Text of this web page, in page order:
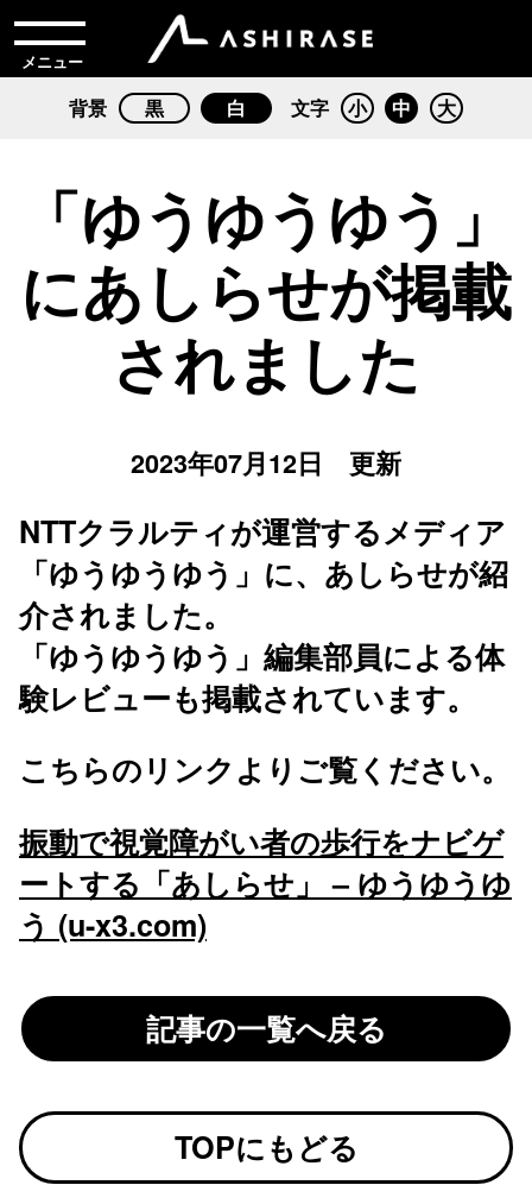
メニュー
背景 黒 白 文字 小 中 大
「ゆうゆうゆう」
にあしらせが掲載
されました
2023年07月12日 更新
NTTクラルティが運営するメディア
「ゆうゆうゆう」に、あしらせが紹
介されました。
「ゆうゆうゆう」編集部員による体
験レビューも掲載されています。
こちらのリンクよりご覧ください。
振動で視覚障がい者の歩行をナビゲ
ートする「あしらせ」 – ゆうゆうゆ
う (u-x3.com)
記事の一覧へ戻る
TOPにもどる